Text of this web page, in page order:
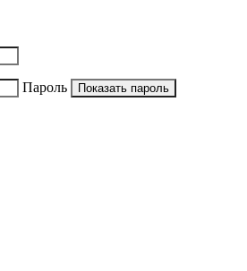
Пароль Показать пароль